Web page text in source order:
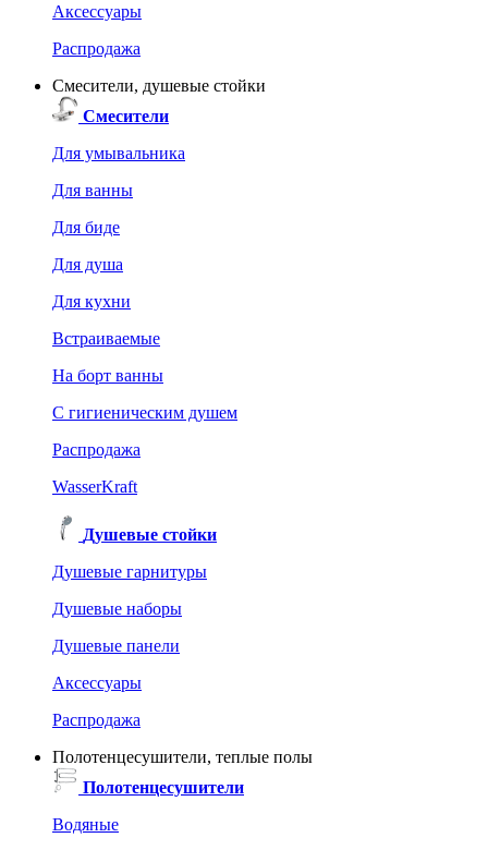
Аксессуары
Распродажа
Смесители, душевые стойки
Смесители
Для умывальника
Для ванны
Для биде
Для душа
Для кухни
Встраиваемые
На борт ванны
C гигиеническим душем
Распродажа
WasserKraft
Душевые стойки
Душевые гарнитуры
Душевые наборы
Душевые панели
Аксессуары
Распродажа
Полотенцесушители, теплые полы
Полотенцесушители
Водяные